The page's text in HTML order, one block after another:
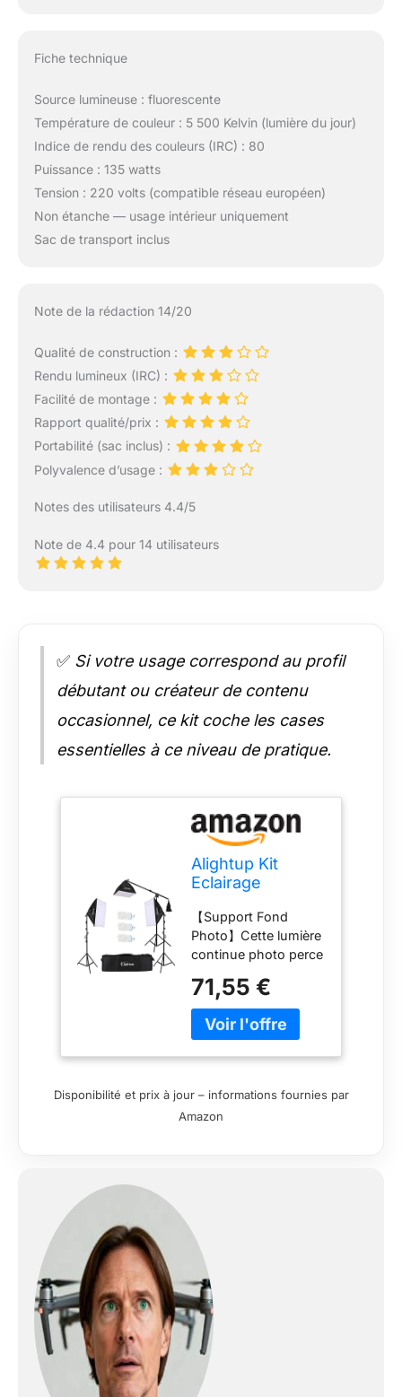
Fiche technique
Source lumineuse : fluorescente
Température de couleur : 5 500 Kelvin (lumière du jour)
Indice de rendu des couleurs (IRC) : 80
Puissance : 135 watts
Tension : 220 volts (compatible réseau européen)
Non étanche — usage intérieur uniquement
Sac de transport inclus
Note de la rédaction 14/20
Qualité de construction :
Rendu lumineux (IRC) :
Facilité de montage :
Rapport qualité/prix :
Portabilité (sac inclus) :
Polyvalence d’usage :
Notes des utilisateurs 4.4/5
Note de 4.4 pour 14 utilisateurs
✅ Si votre usage correspond au profil
débutant ou créateur de contenu
occasionnel, ce kit coche les cases
essentielles à ce niveau de pratique.
Alightup Kit
Eclairage
Photo Réglable
【Support Fond
Photo】Cette lumière
continue photo perce
des photographes
professionnels.Que
l'on soit plutôt
eclairage studio
photo tout ce qu'il
softbox kit eclairage
studio photo est
facile à installer,
transforme n'importe
quel pièce en studio
photo en 10
minutes,n’importe où
puisque c’est facile à
transporter et rapide
71,55 €
Disponibilité et prix à jour – informations fournies par
Amazon